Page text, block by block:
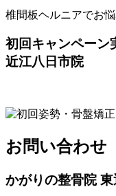
椎間板ヘルニアでお
初回キャンペーン
近江八日市院
お問い合わせ
かがりの整骨院